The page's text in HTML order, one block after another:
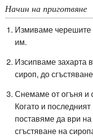
Начин на приготвяне
Измиваме черешите
им.
Изсипваме захарта
сироп, до
Снемаме от огъня и
Когато и
поставяме да ври
сгъстяване на